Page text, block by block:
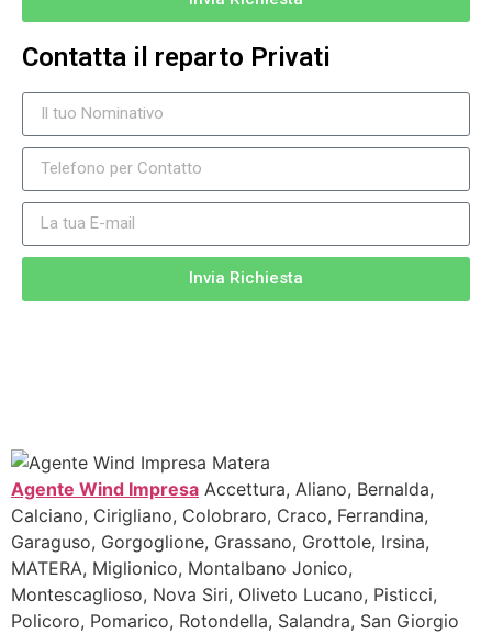
Contatta il reparto Privati
Invia Richiesta
Agente Wind Impresa Accettura, Aliano, Bernalda,
Calciano, Cirigliano, Colobraro, Craco, Ferrandina,
Garaguso, Gorgoglione, Grassano, Grottole, Irsina,
MATERA, Miglionico, Montalbano Jonico,
Montescaglioso, Nova Siri, Oliveto Lucano, Pisticci,
Policoro, Pomarico, Rotondella, Salandra, San Giorgio